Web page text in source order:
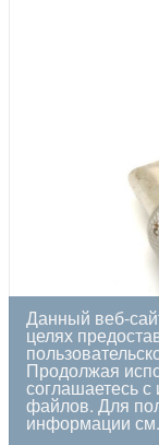
Данный веб-
целях
Продолжая
соглашаетесь
файлов. Для
информации